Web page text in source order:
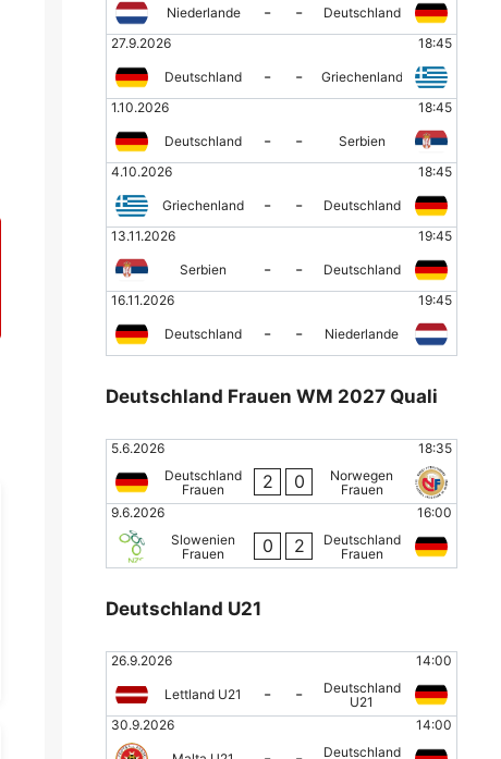
Niederlande - -
Deutschland
27.9.2026
18:45
Deutschland - -
Griechenland
1.10.2026
18:45
Deutschland - -
Serbien
4.10.2026
18:45
Griechenland - -
Deutschland
13.11.2026
19:45
Serbien - -
Deutschland
16.11.2026
19:45
Deutschland - - Niederlande
Deutschland Frauen WM 2027 Quali
5.6.2026
18:35
Deutschland
Frauen
2 0
Norwegen
Frauen
9.6.2026
16:00
Slowenien
Frauen
0 2
Deutschland
Frauen
Deutschland U21
26.9.2026 14:00
Lettland U21 - -
Deutschland
U21
30.9.2026
14:00
Deutschland